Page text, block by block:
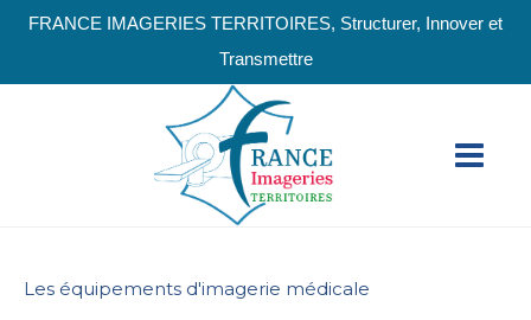
FRANCE IMAGERIES TERRITOIRES, Structurer, Innover et
Transmettre
Les équipements d'imagerie médicale